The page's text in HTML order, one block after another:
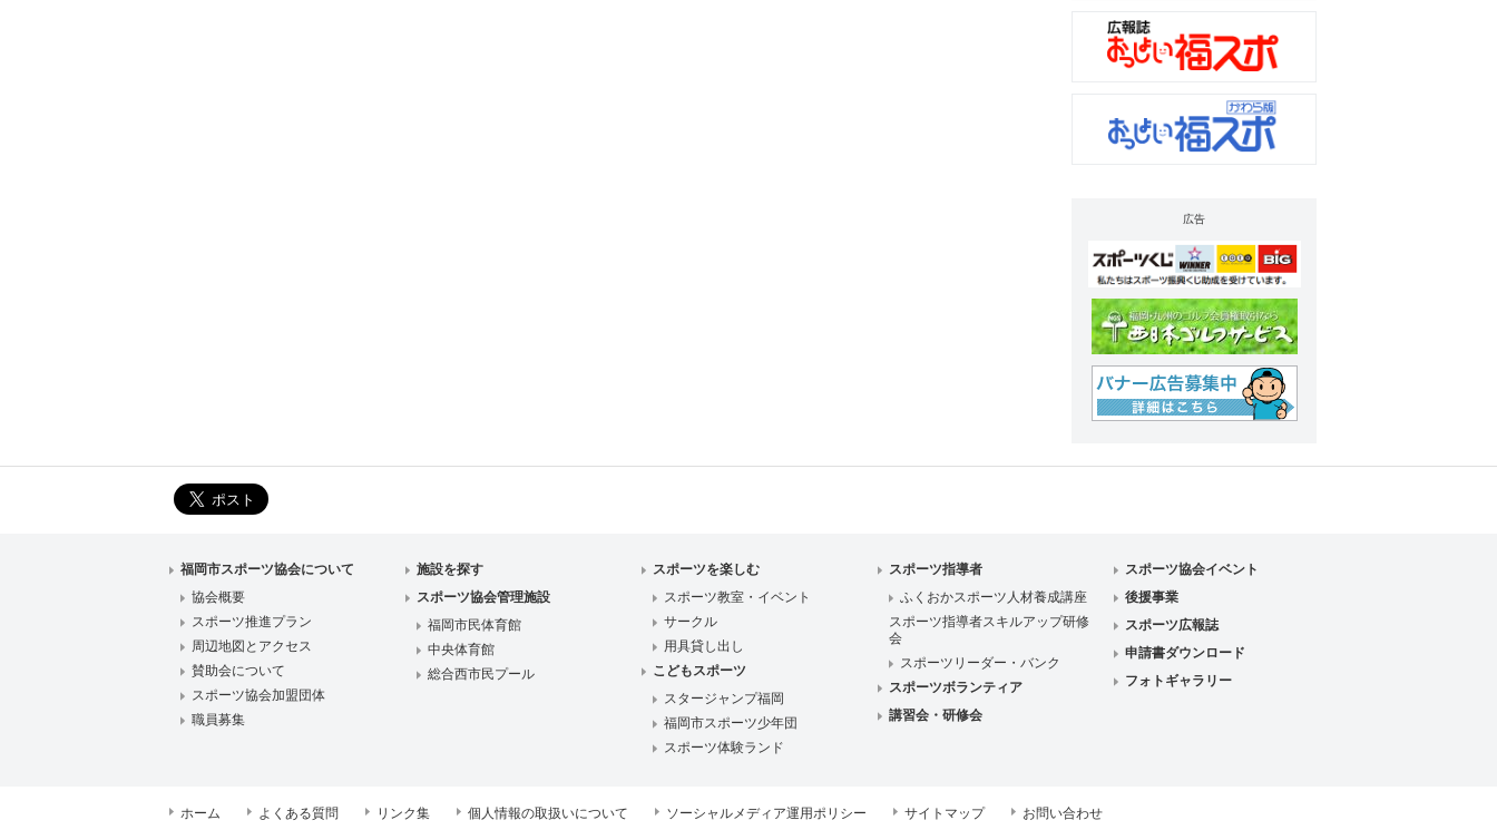
広告
福岡市スポーツ協会について
協会概要
スポーツ推進プラン
周辺地図とアクセス
賛助会について
スポーツ協会加盟団体
職員募集
施設を探す
スポーツ協会管理施設
福岡市民体育館
中央体育館
総合西市民プール
スポーツを楽しむ
スポーツ教室・イベント
サークル
用具貸し出し
こどもスポーツ
スタージャンプ福岡
福岡市スポーツ少年団
スポーツ体験ランド
スポーツ指導者
ふくおかスポーツ人材養成講座
スポーツ指導者スキルアップ研修
会
スポーツリーダー・バンク
スポーツボランティア
講習会・研修会
スポーツ協会イベント
後援事業
スポーツ広報誌
申請書ダウンロード
フォトギャラリー
ホーム よくある質問 リンク集 個人情報の取扱いについて ソーシャルメディア運用ポリシー サイトマップ お問い合わせ